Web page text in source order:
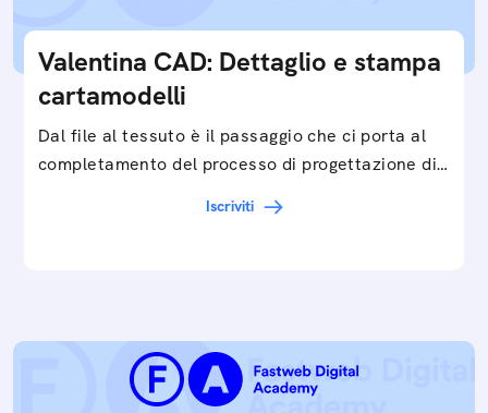
Valentina CAD: Dettaglio e stampa
cartamodelli
Dal file al tessuto è il passaggio che ci porta al
completamento del processo di progettazione di
Iscriviti